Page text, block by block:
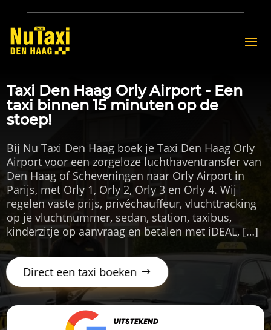
Taxi Den Haag Orly Airport - Een
taxi binnen 15 minuten op de
stoep!
Bij Nu Taxi Den Haag boek je Taxi Den Haag Orly
Airport voor een zorgeloze luchthaventransfer van
Den Haag of Scheveningen naar Orly Airport in
Parijs, met Orly 1, Orly 2, Orly 3 en Orly 4. Wij
regelen vaste prijs, privéchauffeur, vluchttracking
op je vluchtnummer, sedan, station, taxibus,
kinderzitje op aanvraag en betalen met iDEAL, […]
Direct een taxi boeken